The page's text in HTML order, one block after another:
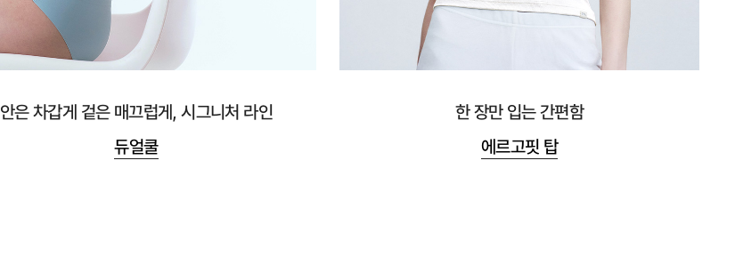
안은 차갑게 겉은 매끄럽게, 시그니처 라인
듀얼쿨
한 장만 입는 간편함
에르고핏 탑